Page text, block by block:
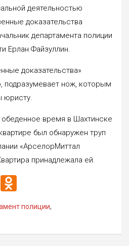
деятельностью
доказательства
департамента полиции
Ерлан Файзуллин.
доказательства»
подразумевает нож, которым
юристу.
время в Шахтинске
был обнаружен труп
«АрселорМиттал
принадлежала ей.
V
n
o
полиции,